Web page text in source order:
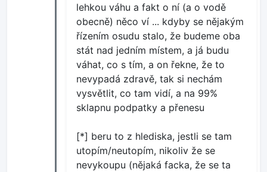
lehkou váhu a fakt o ní (a o vodě
obecně) něco ví ... kdyby se nějakým
řízením osudu stalo, že budeme oba
stát nad jedním místem, a já budu
váhat, co s tím, a on řekne, že to
nevypadá zdravě, tak si nechám
vysvětlit, co tam vidí, a na 99%
sklapnu podpatky a přenesu
[*] beru to z hlediska, jestli se tam
utopím/neutopím, nikoliv že se
nevykoupu (nějaká facka, že se ta